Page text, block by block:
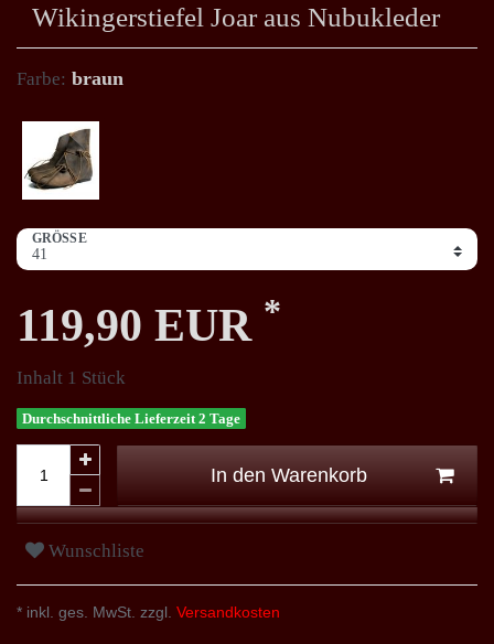
Wikingerstiefel Joar aus Nubukleder
Farbe: braun
GRÖSSE
119,90 EUR *
Inhalt 1 Stück
Durchschnittliche Lieferzeit 2 Tage
In den Warenkorb
Wunschliste
* inkl. ges. MwSt. zzgl. Versandkosten